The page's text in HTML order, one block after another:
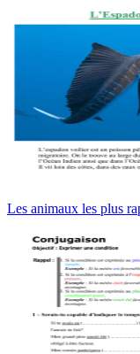
Les animaux les plus